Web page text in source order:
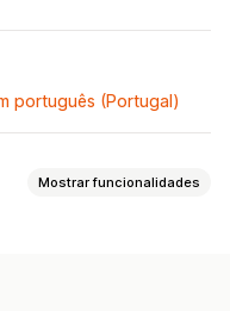
português (Portugal)
Mostrar funcionalidades